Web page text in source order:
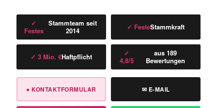
✓
Festes
Stammteam seit
2014
✓ FesteStammkraft
✓ 3 Mio. €Haftpflicht
✓
4,8/5
aus 189
Bewertungen
● KONTAKTFORMULAR ✉ E-MAIL